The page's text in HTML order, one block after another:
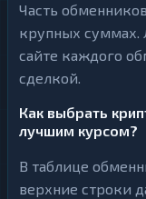
Часть
крупных суммах.
сайте каждого
сделкой.
Как выбрать
лучшим курсом?
В таблице
верхние строки